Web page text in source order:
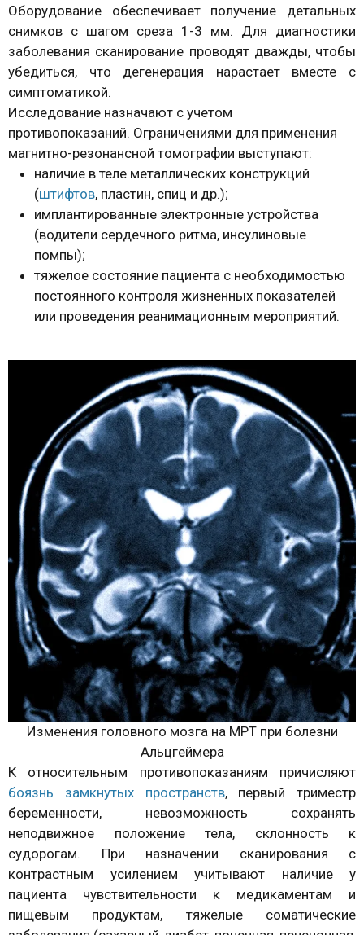
Оборудование обеспечивает получение детальных
снимков с шагом среза 1-3 мм. Для диагностики
заболевания сканирование проводят дважды, чтобы
убедиться, что дегенерация нарастает вместе с
симптоматикой.
Исследование назначают с учетом
противопоказаний. Ограничениями для применения
магнитно-резонансной томографии выступают:
наличие в теле металлических конструкций
(штифтов, пластин, спиц и др.);
имплантированные электронные устройства
(водители сердечного ритма, инсулиновые
помпы);
тяжелое состояние пациента с необходимостью
постоянного контроля жизненных показателей
или проведения реанимационным мероприятий.
Изменения головного мозга на МРТ при болезни
Альцгеймера
К относительным противопоказаниям причисляют
боязнь замкнутых пространств, первый триместр
беременности, невозможность сохранять
неподвижное положение тела, склонность к
судорогам. При назначении сканирования с
контрастным усилением учитывают наличие у
пациента чувствительности к медикаментам и
пищевым продуктам, тяжелые соматические